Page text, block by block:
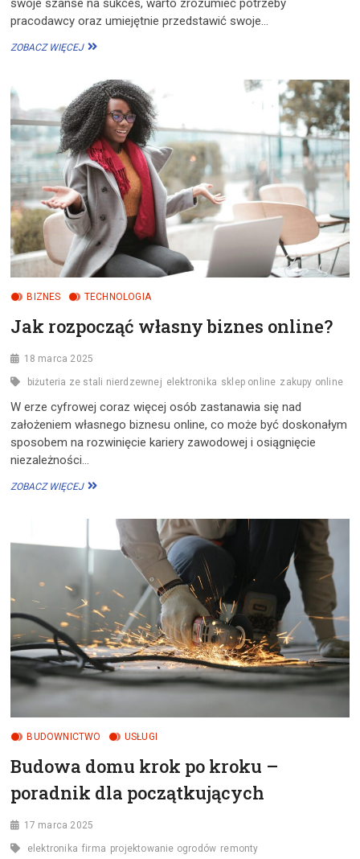
swoje szanse na sukces, warto zrozumieć potrzeby
pracodawcy oraz umiejętnie przedstawić swoje…
ZOBACZ WIĘCEJJAK
PODWYŻKĘ?
BIZNES TECHNOLOGIA
Jak rozpocząć własny biznes online?
18 marca 2025
biżuteria ze stali nierdzewnej elektronika sklep online zakupy online
W erze cyfrowej coraz więcej osób zastanawia się nad
założeniem własnego biznesu online, co może być doskonałym
sposobem na rozwinięcie kariery zawodowej i osiągnięcie
niezależności…
ZOBACZ WIĘCEJJAK
ONLINE?
BUDOWNICTWO USŁUGI
Budowa domu krok po kroku –
poradnik dla początkujących
17 marca 2025
elektronika firma projektowanie ogrodów remonty